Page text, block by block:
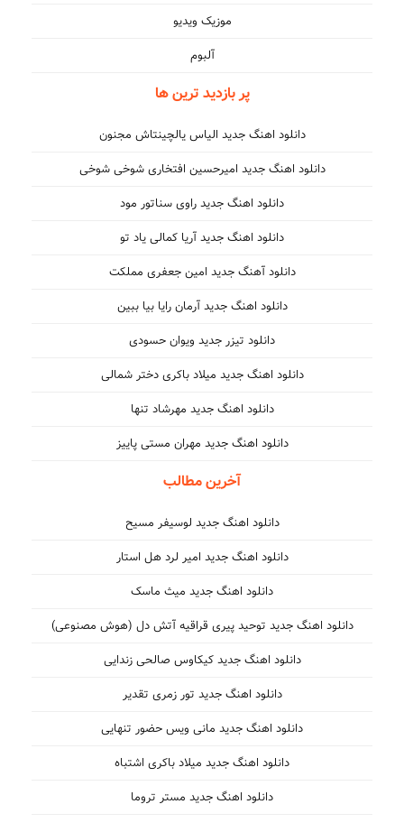
موزیک ویدیو
آلبوم
پر بازدید ترین ها
دانلود اهنگ جدید الیاس یالچینتاش مجنون
دانلود اهنگ جدید امیرحسین افتخاری شوخی شوخی
دانلود اهنگ جدید راوی سناتور مود
دانلود اهنگ جدید آریا کمالی یاد تو
دانلود آهنگ جدید امین جعفری مملکت
دانلود اهنگ جدید آرمان رایا بیا ببین
دانلود تیزر جدید ویوان حسودی
دانلود اهنگ جدید میلاد باکری دختر شمالی
دانلود اهنگ جدید مهرشاد تنها
دانلود اهنگ جدید مهران مستی پاییز
آخرین مطالب
دانلود اهنگ جدید لوسیفر مسیح
دانلود اهنگ جدید امیر لرد هل استار
دانلود اهنگ جدید میث ماسک
دانلود اهنگ جدید توحید پیری قراقیه آتش دل (هوش مصنوعی)
دانلود اهنگ جدید کیکاوس صالحی زندایی
دانلود اهنگ جدید تور زمری تقدیر
دانلود اهنگ جدید مانی ویس حضور تنهایی
دانلود اهنگ جدید میلاد باکری اشتباه
دانلود اهنگ جدید مستر تروما